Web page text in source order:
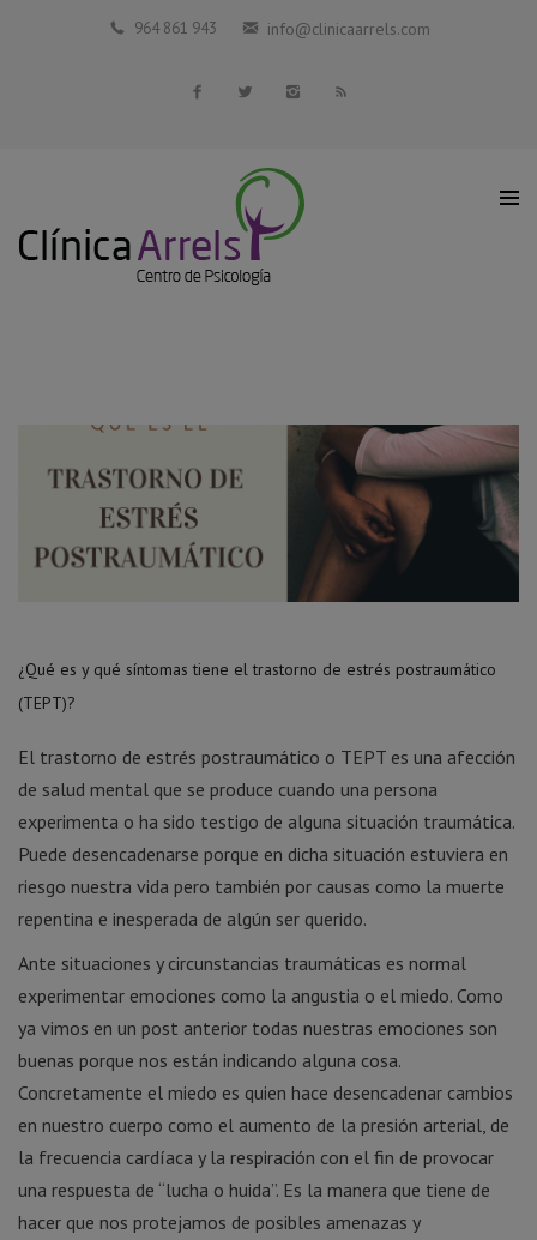
Blog
964 861 943 info@clinicaarrels.com
¿Qué es y qué síntomas tiene el trastorno de estrés postraumático
(TEPT)?
El trastorno de estrés postraumático o TEPT es una afección
de salud mental que se produce cuando una persona
experimenta o ha sido testigo de alguna situación traumática.
Puede desencadenarse porque en dicha situación estuviera en
riesgo nuestra vida pero también por causas como la muerte
repentina e inesperada de algún ser querido.
Ante situaciones y circunstancias traumáticas es normal
experimentar emociones como la angustia o el miedo. Como
ya vimos en un post anterior todas nuestras emociones son
buenas porque nos están indicando alguna cosa.
Concretamente el miedo es quien hace desencadenar cambios
en nuestro cuerpo como el aumento de la presión arterial, de
la frecuencia cardíaca y la respiración con el fin de provocar
una respuesta de “lucha o huida”. Es la manera que tiene de
hacer que nos protejamos de posibles amenazas y